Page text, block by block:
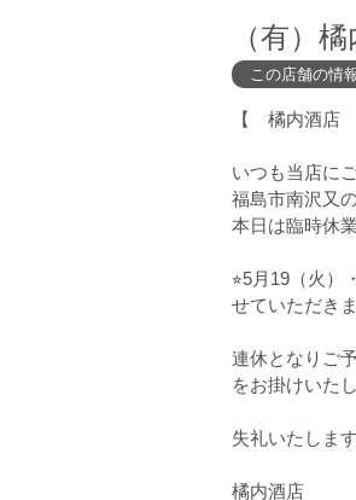
（有）
この店舗の情
【 橘内酒店
いつも当店に
福島市南沢又
本日は臨時休
⭐︎5月19（火）
せていただき
連休となりご
をお掛けいた
失礼いたします
橘内酒店